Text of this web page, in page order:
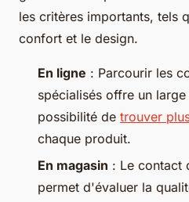
les critères importants, tels
confort et le design.
En ligne : Parcourir les
spécialisés offre un
possibilité de trouver
chaque produit.
En magasin : Le contact
permet d'évaluer la